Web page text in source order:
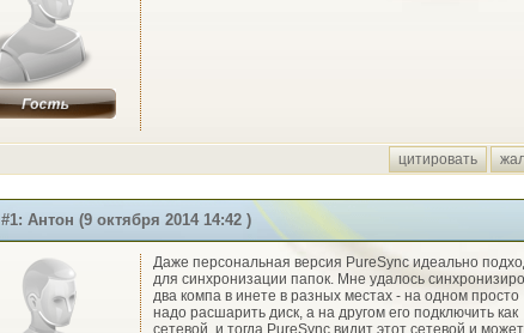
цитировать
#1: Антон (9 октября 2014 14:42 )
Даже персональная версия PureSync идеально
для синхронизации папок. Мне удалось
два компа в инете в разных местах - на одном просто
надо расшарить диск, а на другом его подключить как
сетевой, и тогда PureSync видит этот сетевой и может